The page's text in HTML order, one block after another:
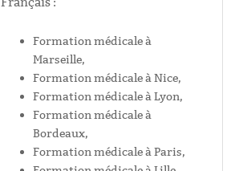
Formation médicale à
Marseille,
Formation médicale à Nice,
Formation médicale à Lyon,
Formation médicale à
Bordeaux,
Formation médicale à Paris,